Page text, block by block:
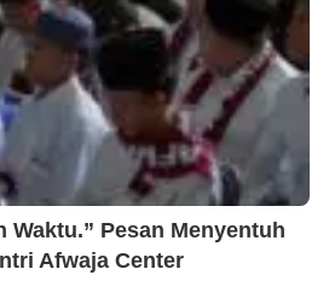
Waktu.” Pesan Menyentuh
Afwaja Center